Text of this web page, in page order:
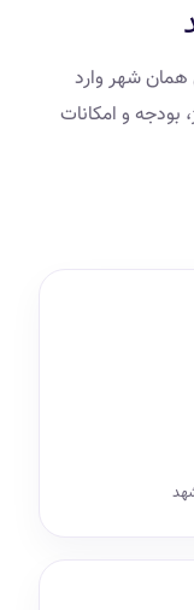
همان شهر وارد
بودجه و امکانات